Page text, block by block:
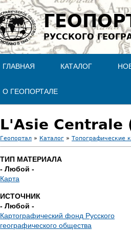
РУССКОГО
ГЛАВНАЯ КАТАЛОГ
О ГЕОПОРТАЛЕ
L'Asie Centrale
В
ы
з
д
Геопортал » Каталог » Топографические
ТИП МАТЕРИАЛА
- Любой -
Карта
ИСТОЧНИК
- Любой -
Картографический фонд Русского
географического общества